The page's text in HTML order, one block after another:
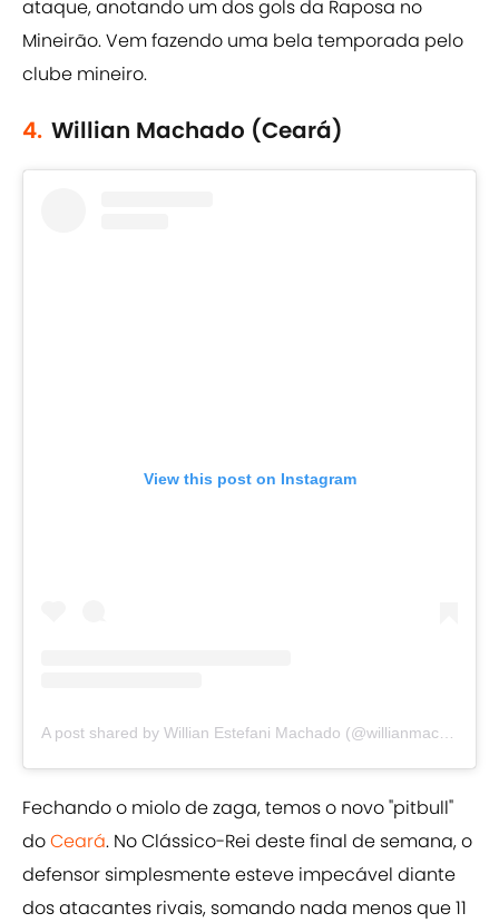
ataque, anotando um dos gols da Raposa no
Mineirão. Vem fazendo uma bela temporada pelo
clube mineiro.
4. Willian Machado (Ceará)
View this post on Instagram
Fechando o miolo de zaga, temos o novo "pitbull"
doCeará. No Clássico-Rei deste final de semana, o
defensor simplesmente esteve impecável diante
dos atacantes rivais, somando nada menos que 11